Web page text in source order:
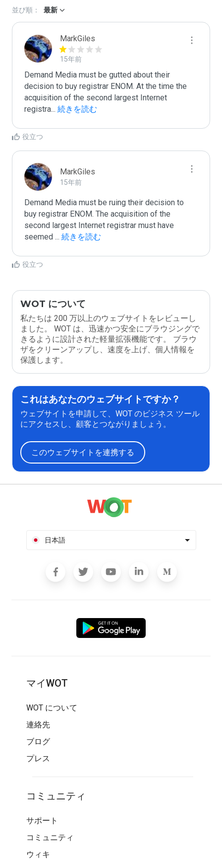
並び順： 最新
MarkGiles
15年前
Demand Media must be gutted about their
decision to buy registrar ENOM. At the time the
acquisition of the second largest Internet
registra... 続きを読む
役立つ
MarkGiles
15年前
Demand Media must be ruing their decision to
buy registrar ENOM. The acquisition of the
second largest Internet registrar must have
seemed ... 続きを読む
役立つ
WOT について
私たちは 200 万以上のウェブサイトをレビューし
ました。 WOT は、迅速かつ安全にブラウジングで
きるように設計された軽量拡張機能です。 ブラウ
ザをクリーンアップし、速度を上げ、個人情報を
保護します。
これはあなたのウェブサイトですか？
ウェブサイトを申請して、WOT のビジネス ツール
にアクセスし、顧客とつながりましょう。
このウェブサイトを連携する
日本語
マイWOT
WOT について
連絡先
ブログ
プレス
コミュニティ
サポート
コミュニティ
ウィキ